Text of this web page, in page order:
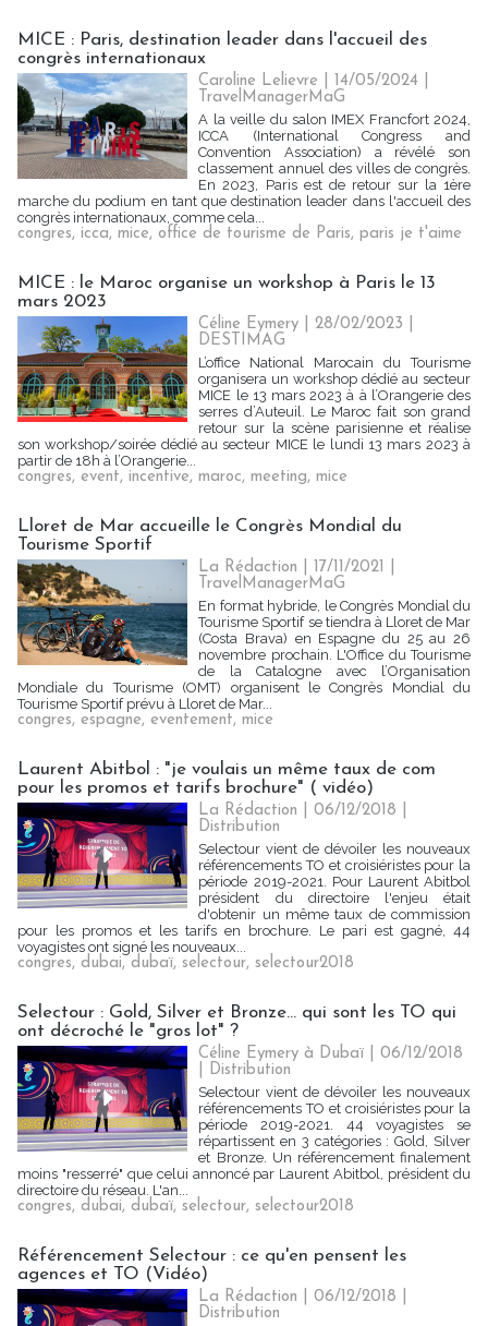
MICE : Paris, destination leader dans l'accueil des
congrès internationaux
Caroline Lelievre | 14/05/2024
TravelManagerMaG
A la veille du salon IMEX Francfort 2024,
ICCA (International Congress and
Convention Association) a révélé son
classement annuel des villes de congrès.
En 2023, Paris est de retour sur la 1ère
marche du podium en tant que destination leader dans l'accueil des
congrès internationaux, comme cela...
congres, icca, mice, office de tourisme de Paris, paris je t'aime
MICE : le Maroc organise un workshop à Paris le 13
mars 2023
Céline Eymery | 28/02/2023
DESTIMAG
L’office National Marocain du Tourisme
organisera un workshop dédié au secteur
MICE le 13 mars 2023 à à l’Orangerie des
serres d’Auteuil. Le Maroc fait son grand
retour sur la scène parisienne et réalise
son workshop/soirée dédié au secteur MICE le lundi 13 mars 2023 à
partir de 18h à l’Orangerie...
congres, event, incentive, maroc, meeting, mice
Lloret de Mar accueille le Congrès Mondial du
Tourisme Sportif
La Rédaction | 17/11/2021
TravelManagerMaG
En format hybride, le Congrès Mondial du
Tourisme Sportif se tiendra à Lloret de Mar
(Costa Brava) en Espagne du 25 au 26
novembre prochain. L'Office du Tourisme
de la Catalogne avec l’Organisation
Mondiale du Tourisme (OMT) organisent le Congrès Mondial du
Tourisme Sportif prévu à Lloret de Mar...
congres, espagne, eventement, mice
Laurent Abitbol : "je voulais un même taux de com
pour les promos et tarifs brochure" ( vidéo)
La Rédaction | 06/12/2018
Distribution
Selectour vient de dévoiler les nouveaux
référencements TO et croisiéristes pour la
période 2019-2021. Pour Laurent Abitbol
président du directoire l'enjeu était
d'obtenir un même taux de commission
pour les promos et les tarifs en brochure. Le pari est gagné, 44
voyagistes ont signé les nouveaux...
congres, dubai, dubaï, selectour, selectour2018
Selectour : Gold, Silver et Bronze... qui sont les TO qui
ont décroché le "gros lot" ?
Céline Eymery à Dubaï | 06/12/2018
Distribution
Selectour vient de dévoiler les nouveaux
référencements TO et croisiéristes pour la
période 2019-2021. 44 voyagistes se
répartissent en 3 catégories : Gold, Silver
et Bronze. Un référencement finalement
moins "resserré" que celui annoncé par Laurent Abitbol, président du
directoire du réseau. L'an...
congres, dubai, dubaï, selectour, selectour2018
Référencement Selectour : ce qu'en pensent les
agences et TO (Vidéo)
La Rédaction | 06/12/2018
Distribution